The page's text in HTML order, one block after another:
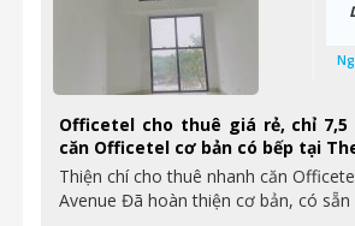
Officetel cho thuê giá rẻ, chỉ
căn Officetel cơ bản có bếp tại
Thiện chí cho thuê nhanh căn
Avenue Đã hoàn thiện cơ bản, có